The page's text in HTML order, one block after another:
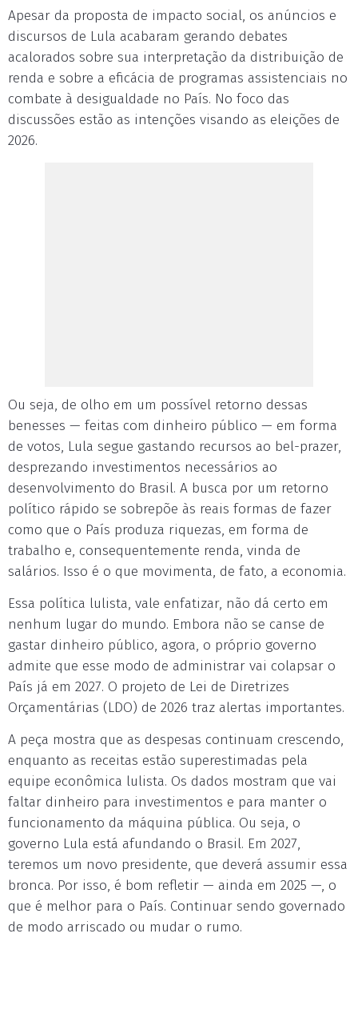
Apesar da proposta de impacto social, os anúncios e
discursos de Lula acabaram gerando debates
acalorados sobre sua interpretação da distribuição de
renda e sobre a eficácia de programas assistenciais no
combate à desigualdade no País. No foco das
discussões estão as intenções visando as eleições de
2026.
Ou seja, de olho em um possível retorno dessas
benesses — feitas com dinheiro público — em forma
de votos, Lula segue gastando recursos ao bel-prazer,
desprezando investimentos necessários ao
desenvolvimento do Brasil. A busca por um retorno
político rápido se sobrepõe às reais formas de fazer
como que o País produza riquezas, em forma de
trabalho e, consequentemente renda, vinda de
salários. Isso é o que movimenta, de fato, a economia.
Essa política lulista, vale enfatizar, não dá certo em
nenhum lugar do mundo. Embora não se canse de
gastar dinheiro público, agora, o próprio governo
admite que esse modo de administrar vai colapsar o
País já em 2027. O projeto de Lei de Diretrizes
Orçamentárias (LDO) de 2026 traz alertas importantes.
A peça mostra que as despesas continuam crescendo,
enquanto as receitas estão superestimadas pela
equipe econômica lulista. Os dados mostram que vai
faltar dinheiro para investimentos e para manter o
funcionamento da máquina pública. Ou seja, o
governo Lula está afundando o Brasil. Em 2027,
teremos um novo presidente, que deverá assumir essa
bronca. Por isso, é bom refletir — ainda em 2025 —, o
que é melhor para o País. Continuar sendo governado
de modo arriscado ou mudar o rumo.